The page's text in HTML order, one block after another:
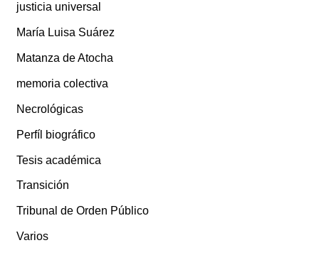
justicia universal
María Luisa Suárez
Matanza de Atocha
memoria colectiva
Necrológicas
Perfíl biográfico
Tesis académica
Transición
Tribunal de Orden Público
Varios